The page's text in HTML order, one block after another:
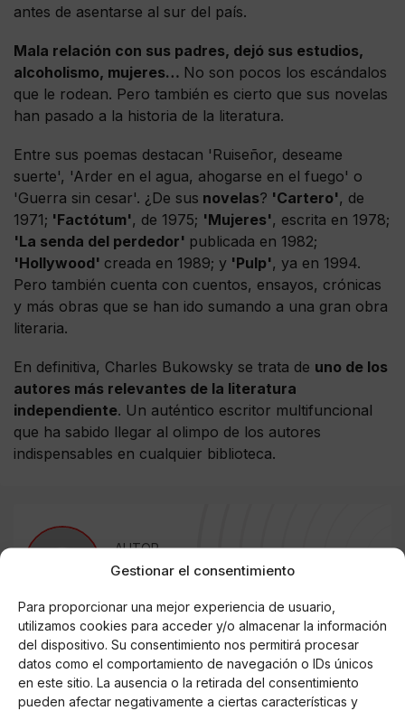
Gestionar el consentimiento
Para proporcionar una mejor experiencia de usuario,
utilizamos cookies para acceder y/o almacenar la información
del dispositivo. Su consentimiento nos permitirá procesar
datos como el comportamiento de navegación o IDs únicos
en este sitio. La ausencia o la retirada del consentimiento
pueden afectar negativamente a ciertas características y
antes de asentarse al sur del país.
Mala relación con sus padres, dejó sus estudios,
alcoholismo, mujeres… No son pocos los escándalos
que le rodean. Pero también es cierto que sus novelas
han pasado a la historia de la literatura.
Entre sus poemas destacan 'Ruiseñor, deseame
suerte', 'Arder en el agua, ahogarse en el fuego' o
'Guerra sin cesar'. ¿De sus novelas? 'Cartero', de
1971; 'Factótum', de 1975; 'Mujeres', escrita en 1978;
'La senda del perdedor' publicada en 1982;
'Hollywood' creada en 1989; y 'Pulp', ya en 1994.
Pero también cuenta con cuentos, ensayos, crónicas
y más obras que se han ido sumando a una gran obra
literaria.
En definitiva, Charles Bukowsky se trata de uno de los
autores más relevantes de la literatura
independiente. Un auténtico escritor multifuncional
que ha sabido llegar al olimpo de los autores
indispensables en cualquier biblioteca.
AUTOR
Miguel Doncel
Noticias relacionadas
Online Casino
Mejores Cripto Casinos Online en